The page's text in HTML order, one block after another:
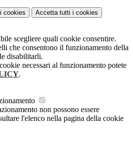
i cookies Accetta tutti i cookies
scegliere quali cookie consentire.
che consentono il funzionamento della
disabilitarli.
necessari al funzionamento potete
.
non possono essere
l'elenco nella pagina della cookie